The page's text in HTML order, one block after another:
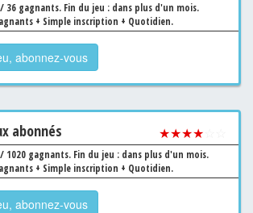
36 gagnants. Fin du jeu : dans plus d'un mois.
+ Simple inscription + Quotidien.
abonnez-vous
abonnés ★★★★
1020 gagnants. Fin du jeu : dans plus d'un mois.
+ Simple inscription + Quotidien.
abonnez-vous